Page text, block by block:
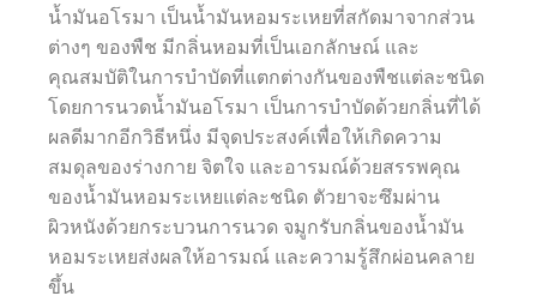
น้ำมันอโรมา เป็นน้ำมันหอมระเหยที่สกัดมาจากส่วน
ต่างๆ ของพืช มีกลิ่นหอมที่เป็นเอกลักษณ์ และ
คุณสมบัติในการบำบัดที่แตกต่างกันของพืชแต่ละชนิด
โดยการนวดน้ำมันอโรมา เป็นการบำบัดด้วยกลิ่นที่ได้
ผลดีมากอีกวิธีหนึ่ง มีจุดประสงค์เพื่อให้เกิดความ
สมดุลของร่างกาย จิตใจ และอารมณ์ด้วยสรรพคุณ
ของน้ำมันหอมระเหยแต่ละชนิด ตัวยาจะซึมผ่าน
ผิวหนังด้วยกระบวนการนวด จมูกรับกลิ่นของน้ำมัน
หอมระเหยส่งผลให้อารมณ์ และความรู้สึกผ่อนคลาย
ขึ้น